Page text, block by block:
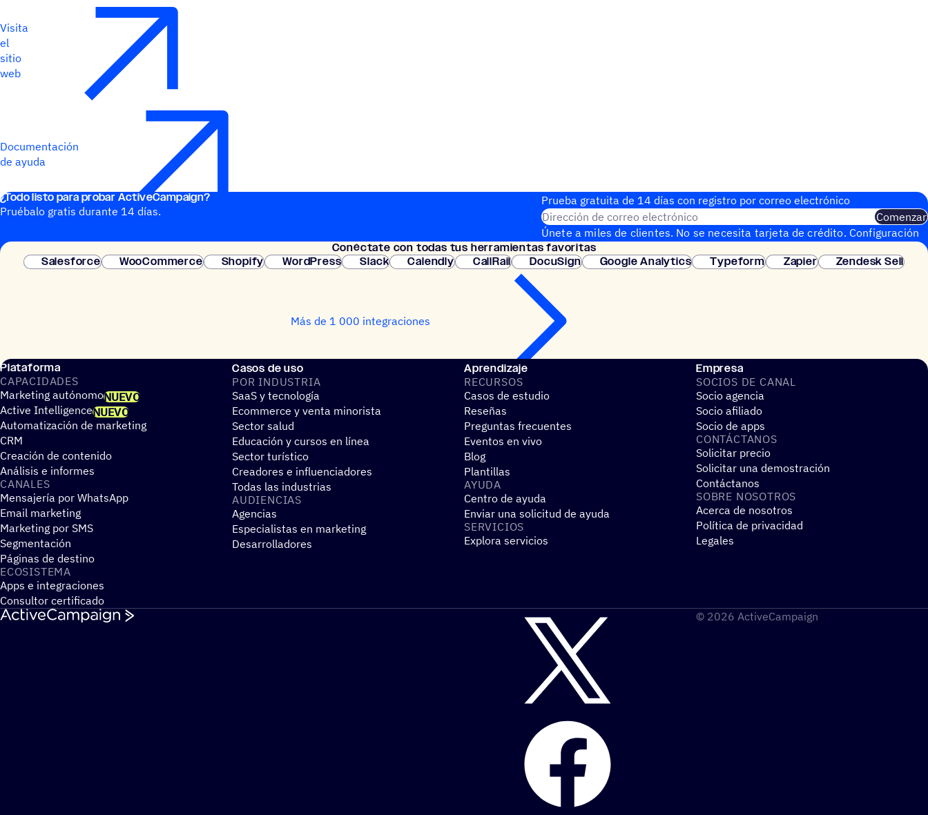
Visita
el
sitio
web
Documentación
de ayuda
¿Todo listo para probar ActiveCampaign?
Pruébalo gratis durante 14 días.
Prueba gratuita de 14 días con regis­tro por correo electrónico
Dirección de correo electrónico
Comenzar
Únete a miles de clientes. No se necesita tarjeta de crédito. Configuración
instantánea.
Conéc­tate con todas tus herramientas favoritas
Salesforce
WooCommerce Shopify WordPress Slack Calendly CallRail DocuSign Google Analytics Typeform Zapier Zendesk Sell
Más de 1 000 integraciones
Plataforma
CAPA­CI­DA­DES
Marketing autónomoNUEVO
Active IntelligenceNUEVO
Automatización de marketing
CRM
Creación de contenido
Análisis e informes
CANALES
Mensajería por WhatsApp
Email marketing
Marketing por SMS
Segmentación
Páginas de destino
ECOSIS­TEMA
Apps e integraciones
Consultor certificado
Casos de uso
POR INDUS­TRIA
SaaS y tecnología
Ecommerce y venta minorista
Sector salud
Educación y cursos en línea
Sector turístico
Creadores e influenciadores
Todas las industrias
AUDIEN­CIAS
Agencias
Especialistas en marketing
Desarrolladores
Aprendizaje
RECUR­SOS
Casos de estudio
Reseñas
Preguntas frecuentes
Eventos en vivo
Blog
Plantillas
AYUDA
Centro de ayuda
Enviar una solicitud de ayuda
SERVI­CIOS
Explora servicios
Empresa
SOCIOS DE CANAL
Socio agencia
Socio afiliado
Socio de apps
CONTÁC­TA­NOS
Solicitar precio
Solicitar una demostración
Contáctanos
SOBRE NOSO­TROS
Acerca de nosotros
Política de privacidad
Legales
© 2026 ActiveCampaign